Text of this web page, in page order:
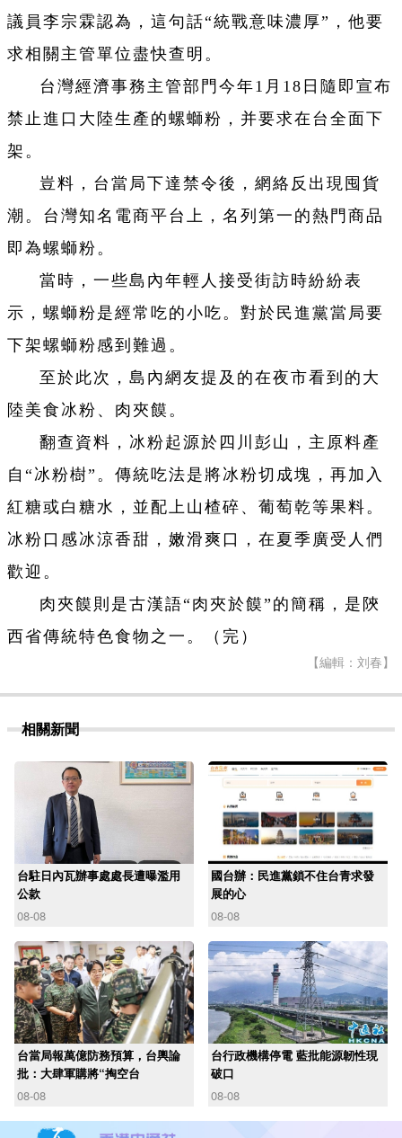
議員李宗霖認為，這句話“統戰意味濃厚”，他要
求相關主管單位盡快查明。
台灣經濟事務主管部門今年1月18日隨即宣布
禁止進口大陸生產的螺螄粉，并要求在台全面下
架。
豈料，台當局下達禁令後，網絡反出現囤貨
潮。台灣知名電商平台上，名列第一的熱門商品
即為螺螄粉。
當時，一些島內年輕人接受街訪時紛紛表
示，螺螄粉是經常吃的小吃。對於民進黨當局要
下架螺螄粉感到難過。
至於此次，島內網友提及的在夜市看到的大
陸美食冰粉、肉夾饃。
翻查資料，冰粉起源於四川彭山，主原料產
自“冰粉樹”。傳統吃法是將冰粉切成塊，再加入
紅糖或白糖水，並配上山楂碎、葡萄乾等果料。
冰粉口感冰涼香甜，嫩滑爽口，在夏季廣受人們
歡迎。
肉夾饃則是古漢語“肉夾於饃”的簡稱，是陝
西省傳統特色食物之一。（完）
【編輯：刘春】
相關新聞
台駐日內瓦辦事處處長遭曝濫用
公款
08-08
國台辦：民進黨鎖不住台青求發
展的心
08-08
台當局報萬億防務預算，台輿論
批：大肆軍購將“掏空台
08-08
台行政機構停電 藍批能源韌性現
破口
08-08